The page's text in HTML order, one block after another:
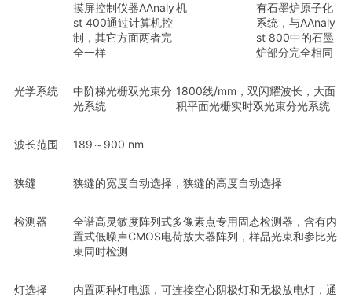
摸屏控制仪器AAnaly
st 400通过计算机控
制，其它方面两者完
全一样
机
有石墨炉原子化
系统，与AAnaly
st 800中的石墨
炉部分完全相同
光学系统
中阶梯光栅双光束分
光系统
1800线/mm，双闪耀波长，大面
积平面光栅实时双光束分光系统
波长范围 189～900 nm
狭缝 狭缝的宽度自动选择，狭缝的高度自动选择
检测器
全谱高灵敏度阵列式多像素点专用固态检测器，含有内
置式低噪声CMOS电荷放大器阵列，样品光束和参比光
束同时检测
灯选择
内置两种灯电源，可连接空心阴极灯和无极放电灯，通